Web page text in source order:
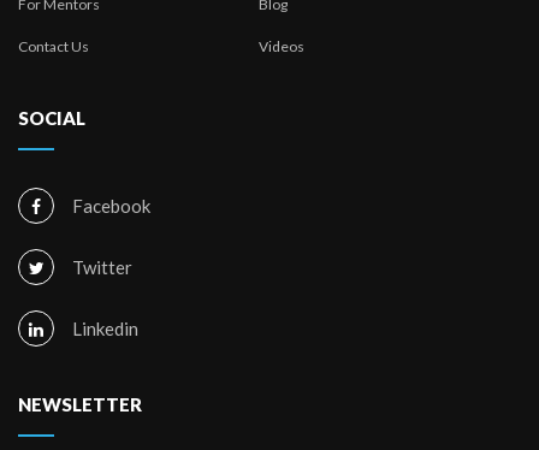
For Mentors Blog
Contact Us Videos
SOCIAL
Facebook
Twitter
Linkedin
NEWSLETTER